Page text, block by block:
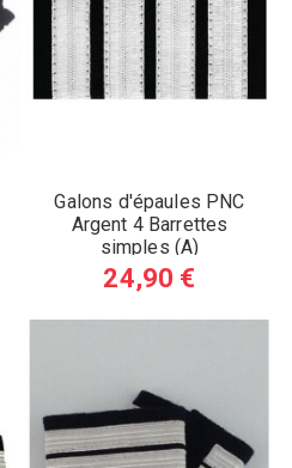
Galons d'épaules PNC
Argent 4 Barrettes
simples (A)
24,90 €